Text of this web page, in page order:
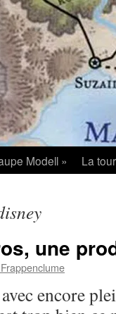
Modell » La
une
encore